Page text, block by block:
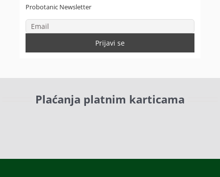
Probotanic Newsletter
Plaćanja platnim karticama